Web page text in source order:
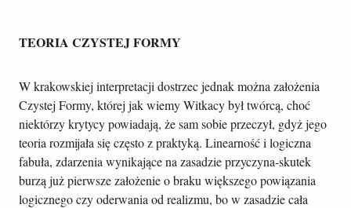
TEORIA CZYSTEJ FORMY
W krakowskiej interpretacji dostrzec jednak można założenia
Czystej Formy, której jak wiemy Witkacy był twórcą, choć
niektórzy krytycy powiadają, że sam sobie przeczył, gdyż jego
teoria rozmijała się często z praktyką. Linearność i logiczna
fabuła, zdarzenia wynikające na zasadzie przyczyna-skutek
burzą już pierwsze założenie o braku większego powiązania
logicznego czy oderwania od realizmu, bo w zasadzie cała